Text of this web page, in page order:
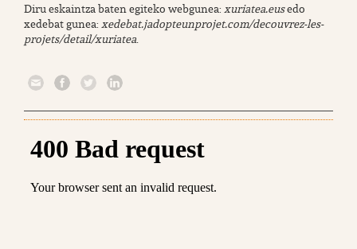
Diru eskaintza baten egiteko webgunea: xuriatea.eusedo
xedebat gunea: xedebat.jadopteunprojet.com/decouvrez-les-
projets/detail/xuriatea.